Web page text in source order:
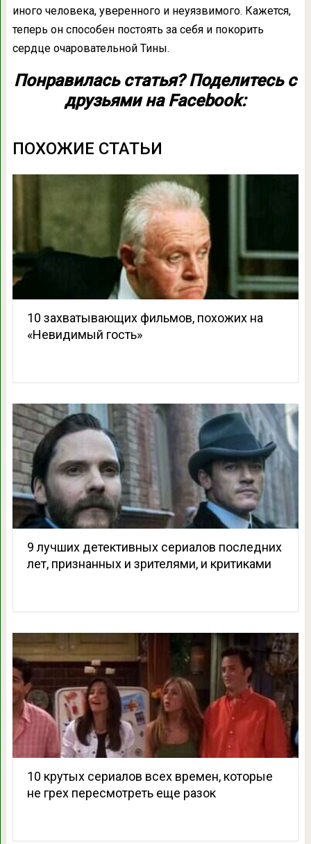
иного человека, уверенного и неуязвимого. Кажется,
теперь он способен постоять за себя и покорить
сердце очаровательной Тины.
Понравилась статья? Поделитесь с
друзьями на Facebook:
ПОХОЖИЕ СТАТЬИ
10 захватывающих фильмов, похожих на
«Невидимый гость»
9 лучших детективных сериалов последних
лет, признанных и зрителями, и критиками
10 крутых сериалов всех времен, которые
не грех пересмотреть еще разок